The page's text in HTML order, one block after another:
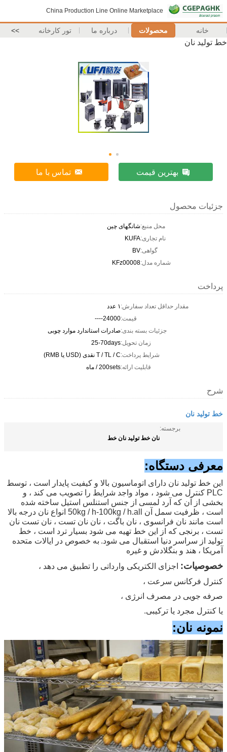
China Production Line Online Marketplace
خانه محصولات درباره ما تور کارخانه >>
خط تولید نان
بهترین قیمت تماس با ما
جزئیات محصول
محل منبع:شانگهای چین
نام تجاری:KUFA
گواهی:BV
شماره مدل:KFz00008
پرداخت
مقدار حداقل تعداد سفارش:۱ عدد
قیمت:24000----
جزئیات بسته بندی:صادرات استاندارد موارد چوبی
زمان تحویل:25-70days
شرایط پرداخت:T / TL / C نقدی (USD یا RMB)
قابلیت ارائه:200sets / ماه
شرح
خط تولید نان
برجسته:
نان خط تولید نان خط
معرفی دستگاه:
این خط تولید نان دارای اتوماسیون بالا و کیفیت پایدار است ، توسط
PLC کنترل می شود ، مواد واجد شرایط را تصویب می کند ، و
بخشی از آن که آرد لمسی از جنس استنلس استیل ساخته شده
است ، ظرفیت سمل آن 50kg / h-100kg / h.all انواع نان درجه بالا
است مانند نان فرانسوی ، نان باگت ، نان نان تست ، نان تست نان
تست ، برنجی که از این خط تهیه می شود بسیار ترد است ، خط
تولید از سراسر دنیا استقبال می شود. به خصوص در ایالات متحده
آمریکا ، هند و بنگلادش و غیره
خصوصیات: اجزای الکتریکی وارداتی را تطبیق می دهد ،
کنترل فرکانس سرعت ،
صرفه جویی در مصرف انرژی ،
یا کنترل مجرد یا ترکیبی.
نمونه نان: